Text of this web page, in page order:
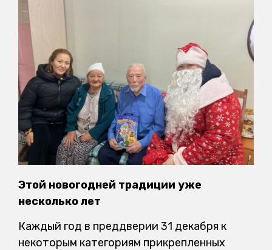
Этой новогодней традиции уже
несколько лет
Каждый год в преддверии 31 декабря к
некоторым категориям прикрепленных